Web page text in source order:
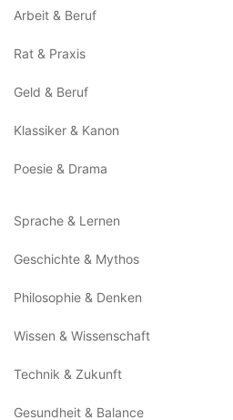
Arbeit & Beruf
Rat & Praxis
Geld & Beruf
Klassiker & Kanon
Poesie & Drama
Sprache & Lernen
Geschichte & Mythos
Philosophie & Denken
Wissen & Wissenschaft
Technik & Zukunft
Gesundheit & Balance